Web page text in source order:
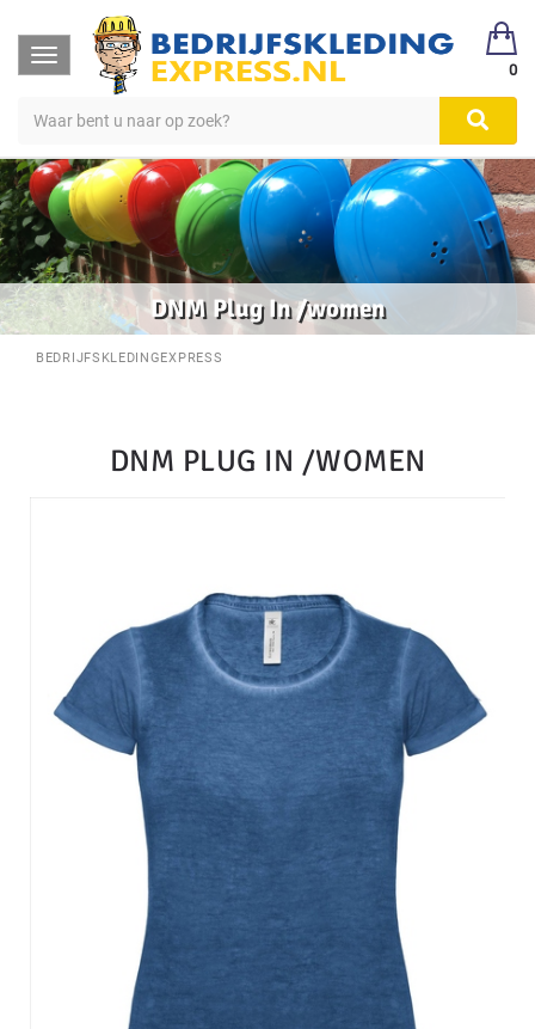
Toggle
navigation
0
DNM Plug In /women
BEDRIJFSKLEDINGEXPRESS
DNM PLUG IN /WOMEN